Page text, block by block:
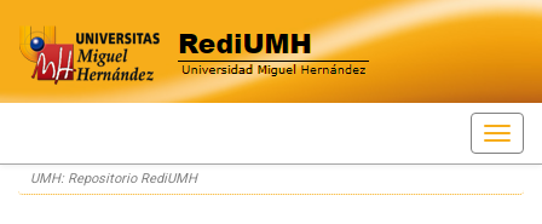
Skip
navigation
UMH: Repositorio RediUMH